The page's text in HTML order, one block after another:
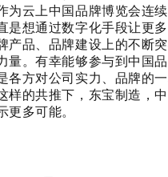
为云上中国品牌博览会连
是想通过数字化手段让更
产品 、品牌建设 上的不断
量。有幸能够参与到中国
各方对公司实力、品牌的
样的共推下，东宝制造，
更多可能。